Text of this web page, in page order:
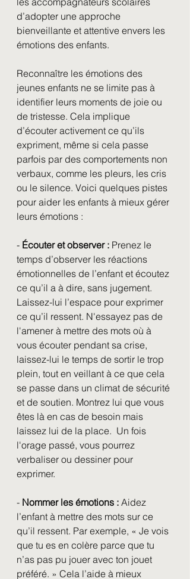
d’adopter une approche
bienveillante et attentive envers les
émotions des enfants.
Reconnaître les émotions des
jeunes enfants ne se limite pas à
identifier leurs moments de joie ou
de tristesse. Cela implique
d’écouter activement ce qu’ils
expriment, même si cela passe
parfois par des comportements non
verbaux, comme les pleurs, les cris
ou le silence. Voici quelques pistes
pour aider les enfants à mieux gérer
leurs émotions :
- Écouter et observer : Prenez le
temps d’observer les réactions
émotionnelles de l’enfant et écoutez
ce qu’il a à dire, sans jugement.
Laissez-lui l’espace pour exprimer
ce qu’il ressent. N'essayez pas de
l'amener à mettre des mots où à
vous écouter pendant sa crise,
laissez-lui le temps de sortir le trop
plein, tout en veillant à ce que cela
se passe dans un climat de sécurité
et de soutien. Montrez lui que vous
êtes là en cas de besoin mais
laissez lui de la place.  Un fois
l'orage passé, vous pourrez
verbaliser ou dessiner pour
exprimer.
- Nommer les émotions : Aidez
l’enfant à mettre des mots sur ce
qu’il ressent. Par exemple, « Je vois
que tu es en colère parce que tu
n’as pas pu jouer avec ton jouet
préféré. » Cela l’aide à mieux